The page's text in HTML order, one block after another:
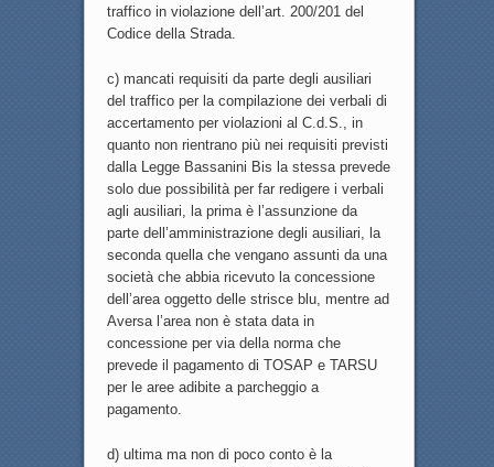
traffico in violazione dell’art. 200/201 del
Codice della Strada.
c) mancati requisiti da parte degli ausiliari
del traffico per la compilazione dei verbali di
accertamento per violazioni al C.d.S., in
quanto non rientrano più nei requisiti previsti
dalla Legge Bassanini Bis la stessa prevede
solo due possibilità per far redigere i verbali
agli ausiliari, la prima è l’assunzione da
parte dell’amministrazione degli ausiliari, la
seconda quella che vengano assunti da una
società che abbia ricevuto la concessione
dell’area oggetto delle strisce blu, mentre ad
Aversa l’area non è stata data in
concessione per via della norma che
prevede il pagamento di TOSAP e TARSU
per le aree adibite a parcheggio a
pagamento.
d) ultima ma non di poco conto è la